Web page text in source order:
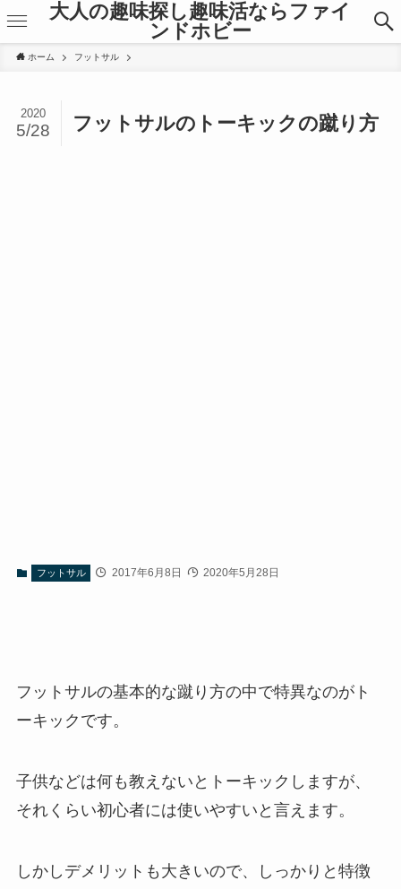
大人の趣味探し趣味活ならファイ
ンドホビー
ホーム フットサル
フットサルのトーキックの蹴り方
2020
5/28
フットサル 2017年6月8日 2020年5月28日
フットサルの基本的な蹴り方の中で特異なのがト
ーキックです。
子供などは何も教えないとトーキックしますが、
それくらい初心者には使いやすいと言えます。
しかしデメリットも大きいので、しっかりと特徴